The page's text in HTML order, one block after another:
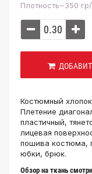
Плотность~350
Костюмный
Плетение
пластичный,
лицевая
пошива костюма,
юбки, брюк.
Обзор на ткань